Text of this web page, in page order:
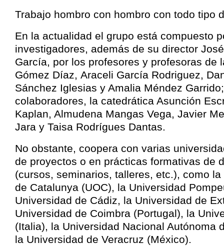
Trabajo hombro con hombro con todo tipo
En la actualidad el grupo está compuesto
investigadores, además de su director
García, por los profesores y profesoras de
Gómez Díaz, Araceli García Rodriguez,
Sánchez Iglesias y Amalia Méndez
colaboradores, la catedrática Asunción
Kaplan, Almudena Mangas Vega, Javier
Jara y Taisa Rodrígues Dantas.
No obstante, coopera con varias
de proyectos o en prácticas formativas de
(cursos, seminarios, talleres, etc.), como
de Catalunya (UOC), la Universidad
Universidad de Cádiz, la Universidad de
Universidad de Coimbra (Portugal), la
(Italia), la Universidad Nacional Autónoma
la Universidad de Veracruz (México).